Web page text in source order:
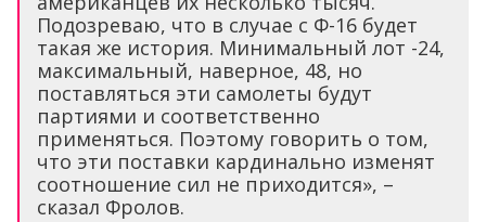
Подозреваю, что в случае с Ф-16 будет
такая же история. Минимальный лот -24,
максимальный, наверное, 48, но
поставляться эти самолеты будут
партиями и соответственно
применяться. Поэтому говорить о том,
что эти поставки кардинально изменят
соотношение сил не приходится», –
сказал Фролов.